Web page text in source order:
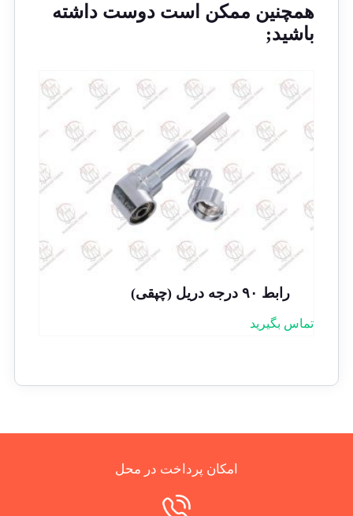
همچنین ممکن است دوست داشته
باشید;
رابط ۹۰ درجه دریل (چپقی)
تماس بگیرید
امکان پرداخت در محل